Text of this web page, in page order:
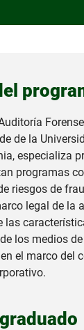
de la
especializa
programas
riesgos de
legal de la
las
los medios
el marco del